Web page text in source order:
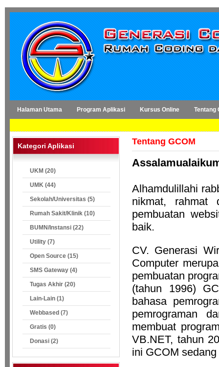
Halaman Utama Program Aplikasi Kursus Online Tentang
Tentang GCOM
Alhamdulillahi
nikmat, rahmat
pembuatan
baik.
CV. Generasi
Computer
pembuatan
(tahun 1996)
bahasa
pemrograman
membuat
VB.NET, tahun
ini GCOM
Kategori Aplikasi
UKM (20)
UMK (44)
Sekolah/Universitas (5)
Rumah Sakit/Klinik (10)
BUMN/Instansi (22)
Utility (7)
Open Source (15)
SMS Gateway (4)
Tugas Akhir (20)
Lain-Lain (1)
Webbased (7)
Gratis (0)
Donasi (2)